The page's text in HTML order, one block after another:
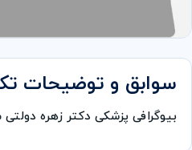
سوابق و توضیحات
بیوگرافی پزشکی دکتر زهره